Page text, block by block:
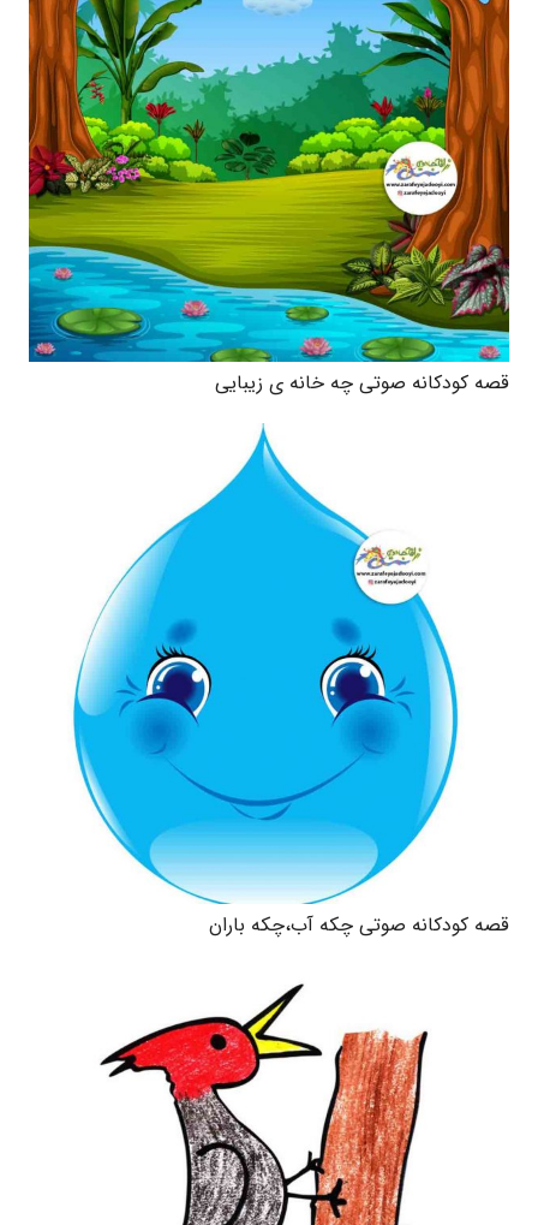
قصه کودکانه صوتی چه خانه ی زیبایی
قصه کودکانه صوتی چکه آب،چکه باران